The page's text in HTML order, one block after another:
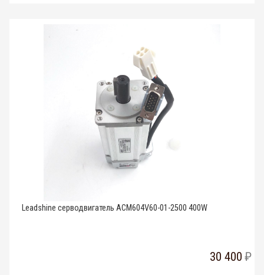
Leadshine серводвигатель ACM604V60-01-2500 400W
30 400